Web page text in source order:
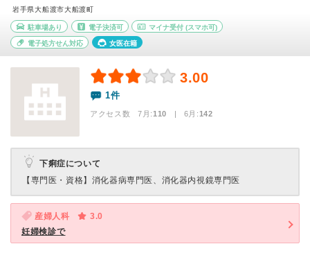
岩手県大船渡市大船渡町
駐車場あり 電子決済可 マイナ受付 (スマホ可)
電子処方せん対応 女医在籍
3.00
1件
アクセス数 7月:110 | 6月:142
下痢症について
【専門医・資格】 消化器病専門医、消化器内視鏡専門医
産婦人科
3.0
妊婦検診で